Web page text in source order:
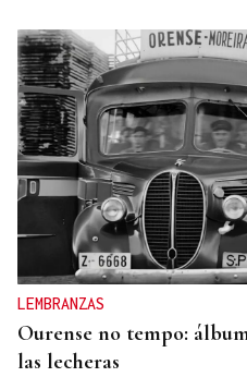
BATERÍA DE MEDIDAS
Estas son las medidas
CEG y UGT para
LEMBRANZAS
Ourense no tempo:
las lecheras